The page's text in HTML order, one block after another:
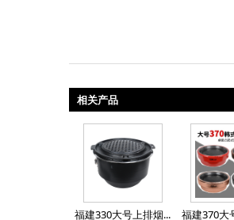
相关产品
福建330大号上排烟... 福建370大